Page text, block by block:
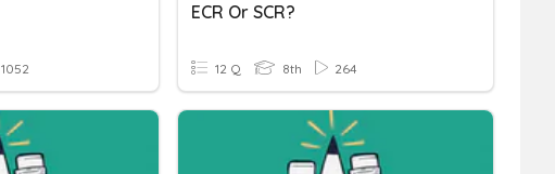
1052
ECR Or SCR?
12 Q 8th 264